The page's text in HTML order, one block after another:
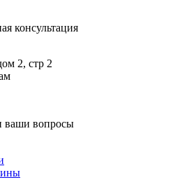
консультация
2, стр 2
ваши вопросы